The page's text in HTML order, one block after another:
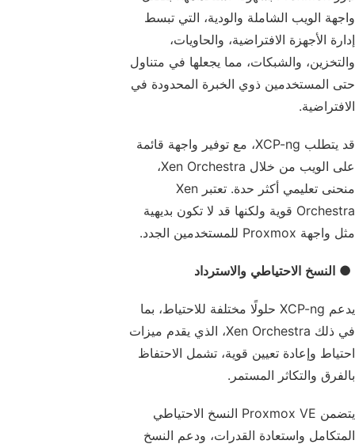
واجهة الويب الشاملة والودية، التي تبسط
إدارة الأجهزة الافتراضية، والحاويات،
والتخزين، والشبكات، مما يجعلها في متناول
حتى المستخدمين ذوي الخبرة المحدودة في
الافتراضية.
قد يتطلب XCP-ng، مع توفير واجهة قائمة
على الويب من خلال Xen Orchestra،
منحنى تعليمي أكثر حدة. تعتبر Xen
Orchestra قوية ولكنها قد لا تكون بديهية
مثل واجهة Proxmox للمستخدمين الجدد.
● النسخ الاحتياطي والاسترداد
يدعم XCP-ng حلولًا مختلفة للاحتياط، بما
في ذلك Xen Orchestra، الذي يقدم ميزات
احتياط وإعادة تعيين قوية، تشمل الاحتفاظ
بالفرق والتكاثر المستمر.
يتضمن Proxmox VE النسخ الاحتياطي
المتكامل واستعادة القدرات، ودعم النسخ